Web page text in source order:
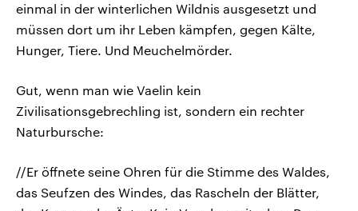
einmal in der winterlichen Wildnis ausgesetzt und
müssen dort um ihr Leben kämpfen, gegen Kälte,
Hunger, Tiere. Und Meuchelmörder.
Gut, wenn man wie Vaelin kein
Zivilisationsgebrechling ist, sondern ein rechter
Naturbursche:
//Er öffnete seine Ohren für die Stimme des Waldes,
das Seufzen des Windes, das Rascheln der Blätter,